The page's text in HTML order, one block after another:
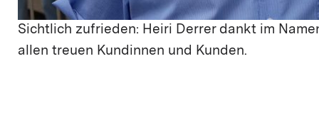
Sichtlich zufrieden: Heiri Derrer dankt im
allen treuen Kundinnen und Kunden.